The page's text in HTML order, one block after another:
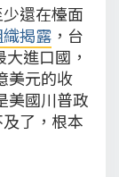
還在檯面
揭露 ，台
進口國，
美元的收
美國川普政
了，根本